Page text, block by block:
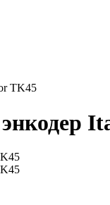
TK45